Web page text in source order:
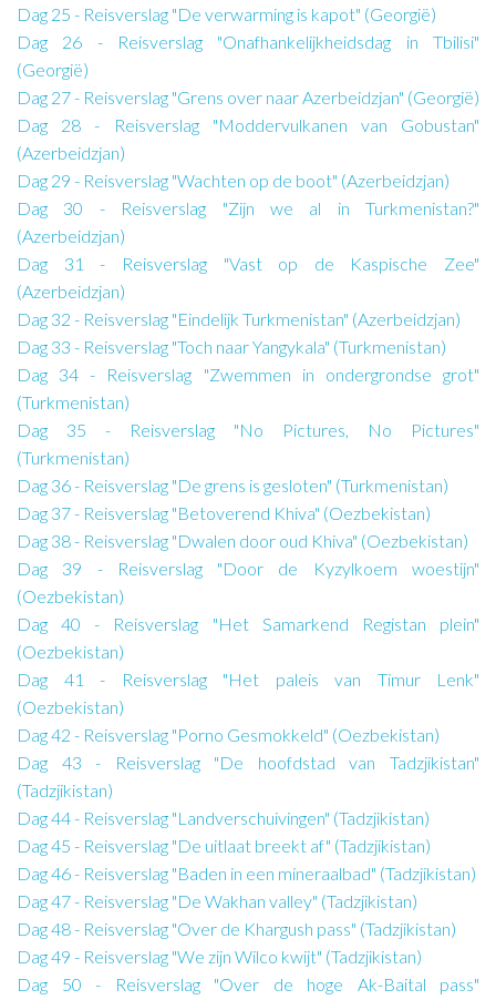
Dag 25 - Reisverslag "De verwarming is kapot" (Georgië)
Dag 26 - Reisverslag "Onafhankelijkheidsdag in Tbilisi"
(Georgië)
Dag 27 - Reisverslag "Grens over naar Azerbeidzjan" (Georgië)
Dag 28 - Reisverslag "Moddervulkanen van Gobustan"
(Azerbeidzjan)
Dag 29 - Reisverslag "Wachten op de boot" (Azerbeidzjan)
Dag 30 - Reisverslag "Zijn we al in Turkmenistan?"
(Azerbeidzjan)
Dag 31 - Reisverslag "Vast op de Kaspische Zee"
(Azerbeidzjan)
Dag 32 - Reisverslag "Eindelijk Turkmenistan" (Azerbeidzjan)
Dag 33 - Reisverslag "Toch naar Yangykala" (Turkmenistan)
Dag 34 - Reisverslag "Zwemmen in ondergrondse grot"
(Turkmenistan)
Dag 35 - Reisverslag "No Pictures, No Pictures"
(Turkmenistan)
Dag 36 - Reisverslag "De grens is gesloten" (Turkmenistan)
Dag 37 - Reisverslag "Betoverend Khiva" (Oezbekistan)
Dag 38 - Reisverslag "Dwalen door oud Khiva" (Oezbekistan)
Dag 39 - Reisverslag "Door de Kyzylkoem woestijn"
(Oezbekistan)
Dag 40 - Reisverslag "Het Samarkend Registan plein"
(Oezbekistan)
Dag 41 - Reisverslag "Het paleis van Timur Lenk"
(Oezbekistan)
Dag 42 - Reisverslag "Porno Gesmokkeld" (Oezbekistan)
Dag 43 - Reisverslag "De hoofdstad van Tadzjikistan"
(Tadzjikistan)
Dag 44 - Reisverslag "Landverschuivingen" (Tadzjikistan)
Dag 45 - Reisverslag "De uitlaat breekt af" (Tadzjikistan)
Dag 46 - Reisverslag "Baden in een mineraalbad" (Tadzjikistan)
Dag 47 - Reisverslag "De Wakhan valley" (Tadzjikistan)
Dag 48 - Reisverslag "Over de Khargush pass" (Tadzjikistan)
Dag 49 - Reisverslag "We zijn Wilco kwijt" (Tadzjikistan)
Dag 50 - Reisverslag "Over de hoge Ak-Baital pass"